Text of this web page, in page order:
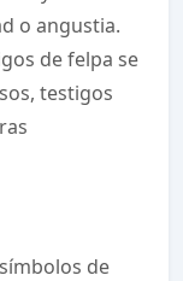
o angustia.
de felpa se
testigos
de